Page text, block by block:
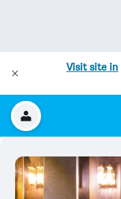
Visit site in